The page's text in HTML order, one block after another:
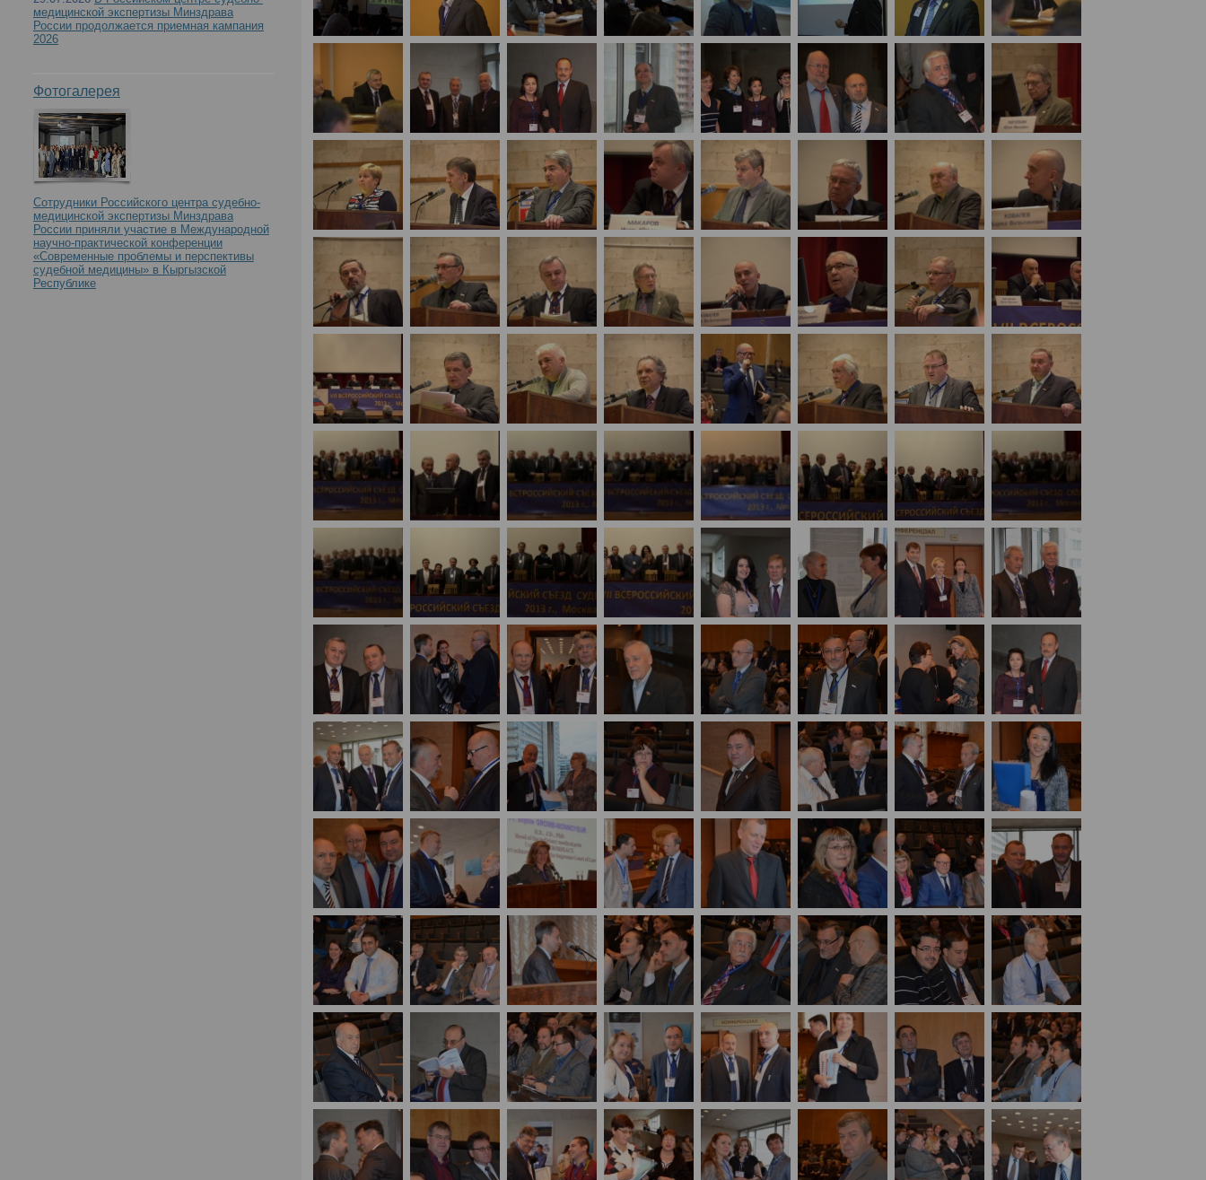
медицинской экспертизы Минздрава
России продолжается приемная кампания
2026
Фотогалерея
Сотрудники Российского центра судебно-
медицинской экспертизы Минздрава
России приняли участие в Международной
научно-практической конференции
«Современные проблемы и перспективы
судебной медицины» в Кыргызской
Республике